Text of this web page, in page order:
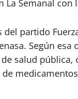
Semanal con
del partido
Según esa
salud pública,